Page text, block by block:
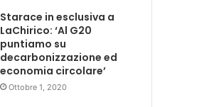
Starace in esclusiva a
LaChirico: ‘Al G20
puntiamo su
decarbonizzazione ed
economia circolare’
Ottobre 1, 2020